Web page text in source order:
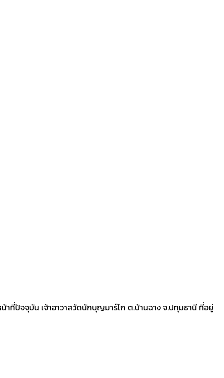
ที่ปัจจุบัน เจ้าอาวาสวัดนักบุญมาร์โก ต.บ้านฉาง จ.ปทุมธานี ที่อยู่